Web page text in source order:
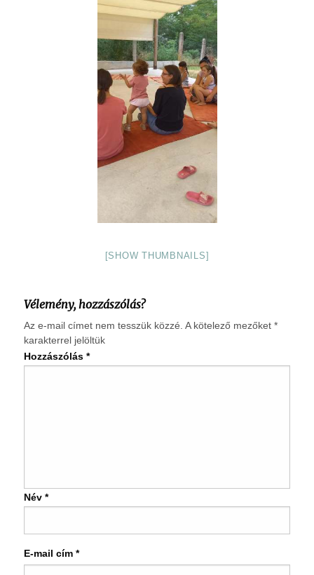
[SHOW THUMBNAILS]
Vélemény, hozzászólás?
Az e-mail címet nem tesszük közzé. A kötelező mezőket *
karakterrel jelöltük
Hozzászólás *
Név *
E-mail cím *